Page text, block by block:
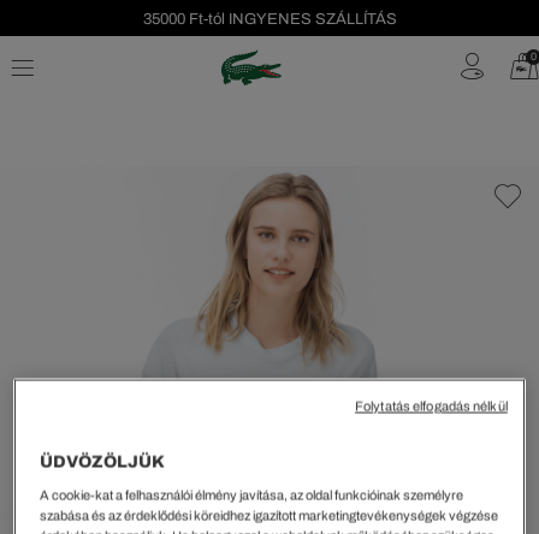
35000 Ft-tól INGYENES SZÁLLÍTÁS
Szezonális leárazás akár -40%! 0
ÜDVÖZÖLJÜK
A cookie-kat a felhasználói élmény javítása, az oldal funkcióinak személyre
szabása és az érdeklődési köreidhez igazított marketingtevékenységek végzése
Folytatás elfogadás nélkül